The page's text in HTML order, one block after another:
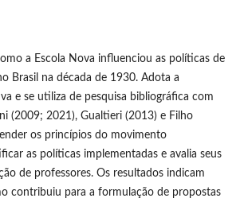
a Escola Nova influenciou as políticas de
Brasil na década de 1930. Adota a
e se utiliza de pesquisa bibliográfica com
(2009; 2021), Gualtieri (2013) e Filho
os princípios do movimento
as políticas implementadas e avalia seus
de professores. Os resultados indicam
contribuiu para a formulação de propostas